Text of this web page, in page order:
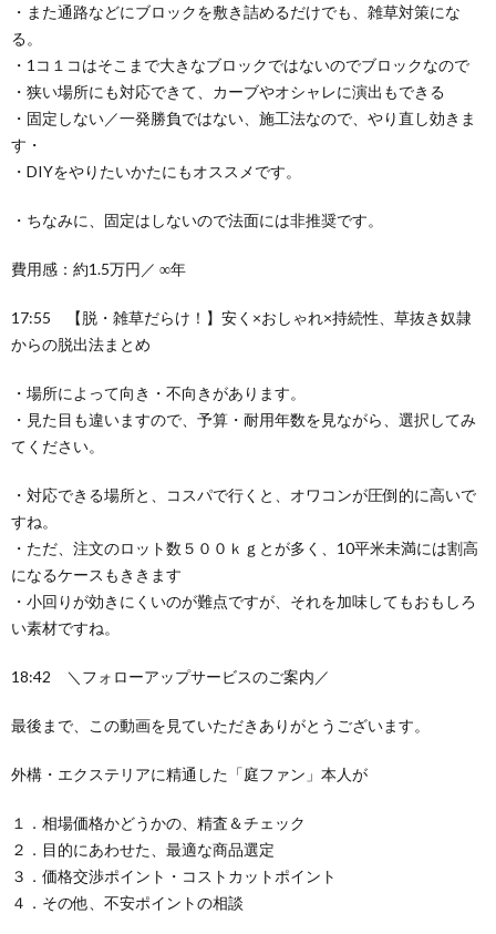
・また通路などにブロックを敷き詰めるだけでも、雑草対策にな
る。
・1コ１コはそこまで大きなブロックではないのでブロックなので
・狭い場所にも対応できて、カーブやオシャレに演出もできる
・固定しない／一発勝負ではない、施工法なので、やり直し効きま
す・
・DIYをやりたいかたにもオススメです。
・ちなみに、固定はしないので法面には非推奨です。
費用感：約1.5万円／ ∞年
17:55 【脱・雑草だらけ！】安く×おしゃれ×持続性、草抜き奴隷
からの脱出法まとめ
・場所によって向き・不向きがあります。
・見た目も違いますので、予算・耐用年数を見ながら、選択してみ
てください。
・対応できる場所と、コスパで行くと、オワコンが圧倒的に高いで
すね。
・ただ、注文のロット数５００ｋｇとが多く、10平米未満には割高
になるケースもききます
・小回りが効きにくいのが難点ですが、それを加味してもおもしろ
い素材ですね。
18:42 ＼フォローアップサービスのご案内／
最後まで、この動画を見ていただきありがとうございます。
外構・エクステリアに精通した「庭ファン」本人が
１．相場価格かどうかの、精査＆チェック
２．目的にあわせた、最適な商品選定
３．価格交渉ポイント・コストカットポイント
４．その他、不安ポイントの相談